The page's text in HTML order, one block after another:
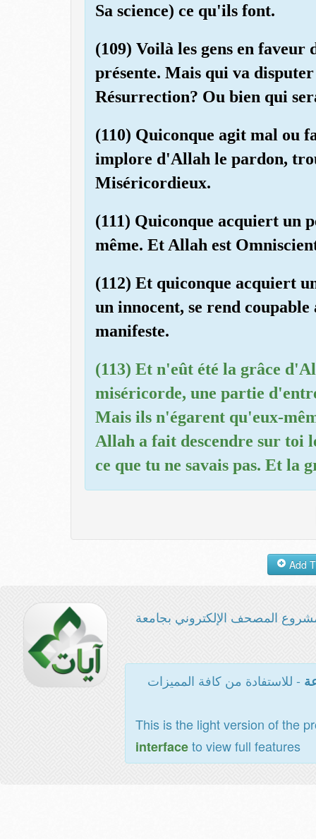
Sa science) ce qu'ils font.
(109) Voilà les gens en faveur
présente. Mais qui va
Résurrection? Ou bien qui
(110) Quiconque agit mal ou
implore d'Allah le pardon,
Miséricordieux.
(111) Quiconque acquiert un
même. Et Allah est
(112) Et quiconque acquiert
un innocent, se rend
manifeste.
(113) Et n'eût été la grâce
miséricorde, une partie
Mais ils n'égarent qu'eux-
Allah a fait descendre sur toi
ce que tu ne savais pas. Et la
المصحف الإلكتروني بجامعة
- للاستفادة من كافة المميزات
This is the light version of the
interfaceto view full features